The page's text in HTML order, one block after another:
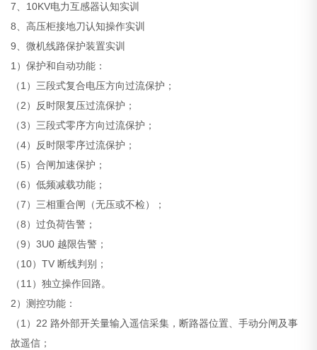
7、10KV电力互感器认知实训
8、高压柜接地刀认知操作实训
9、微机线路保护装置实训
1）保护和自动功能：
（1）三段式复合电压方向过流保护；
（2）反时限复压过流保护；
（3）三段式零序方向过流保护；
（4）反时限零序过流保护；
（5）合闸加速保护；
（6）低频减载功能；
（7）三相重合闸（无压或不检）；
（8）过负荷告警；
（9）3U0 越限告警；
（10）TV 断线判别；
（11）独立操作回路。
2）测控功能：
（1）22 路外部开关量输入遥信采集，断路器位置、手动分闸及事
故遥信；